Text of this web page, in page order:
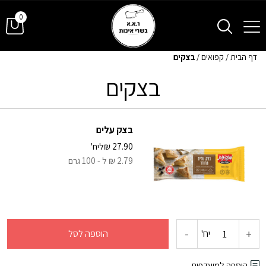
0
דף הבית/ קפואים/ בצקים
בצקים
בצק עלים
₪ 27.90
ליח'
2.79 ₪ ל - 100 גרם
+ כמות
של
יח' - הוספה לסל